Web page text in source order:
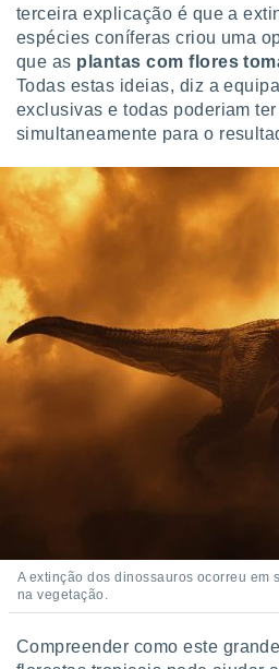
através
estudos
de
1199
terceira explicação é que a
espécies coníferas criou uma
que as plantas com flores
Todas estas ideias, diz a
exclusivas e todas poderiam
simultaneamente para o
A extinção dos dinossauros ocorreu em
na vegetação.
Compreender como este